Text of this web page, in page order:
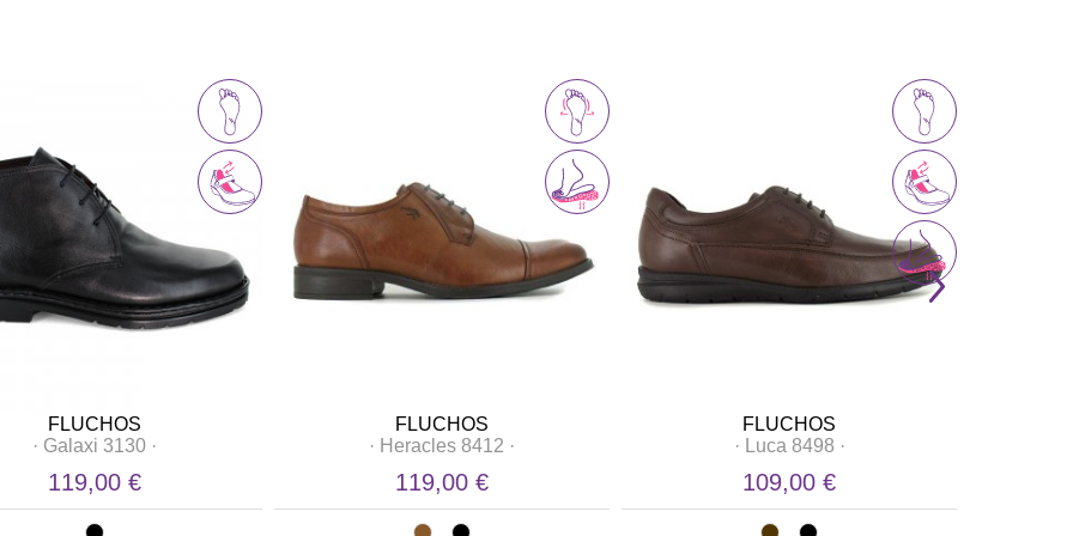
FLUCHOS
· Galaxi 3130 ·
119,00 €
FLUCHOS
· Heracles 8412 ·
119,00 €
FLUCHOS
· Luca 8498 ·
109,00 €